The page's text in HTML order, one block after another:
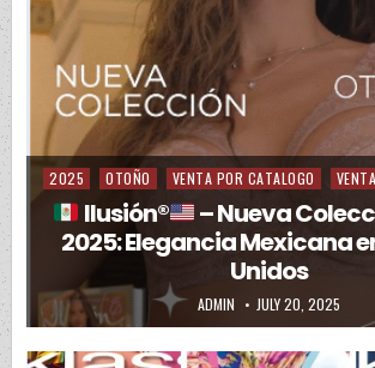
Posted in
2025 OTOÑO VENTA POR CATALOGO
Ilusión®️
– Nueva
2025: Elegancia Mexicana
Unidos
AUTHOR:
ADMIN PUBLISHED DATE:
JULY 20, 2025